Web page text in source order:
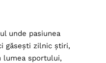
unde pasiunea
găsești zilnic știri,
lumea sportului,